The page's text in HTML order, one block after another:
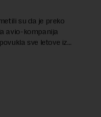
su da je preko
avio-kompanija
sve letove iz